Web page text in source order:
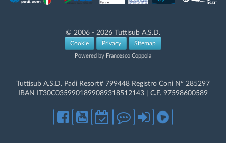
© 2006 - 2026 Tuttisub A.S.D.
Cookie Privacy Sitemap
Powered by Francesco Coppola
Tuttisub A.S.D. Padi Resort# 799448 Registro Coni N° 285297
IBAN IT30C0359901899089318512143 | C.F. 97598600589